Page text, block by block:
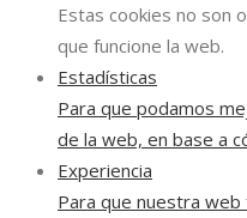
Estas cookies no son
que funcione la web.
Estadísticas
Para que podamos
de la web, en base a
Experiencia
Para que nuestra